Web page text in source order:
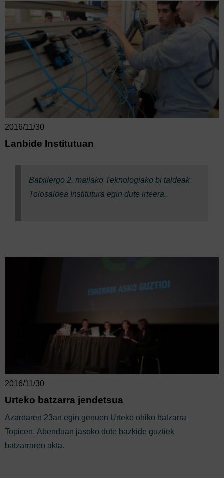
2016/11/30
Lanbide Institutuan
Batxilergo 2. mailako Teknologiako bi taldeak
Tolosaldea Institutura egin dute irteera.
2016/11/30
Urteko batzarra jendetsua
Azaroaren 23an egin genuen Urteko ohiko batzarra
Topicen. Abenduan jasoko dute bazkide guztiek
batzarraren akta.